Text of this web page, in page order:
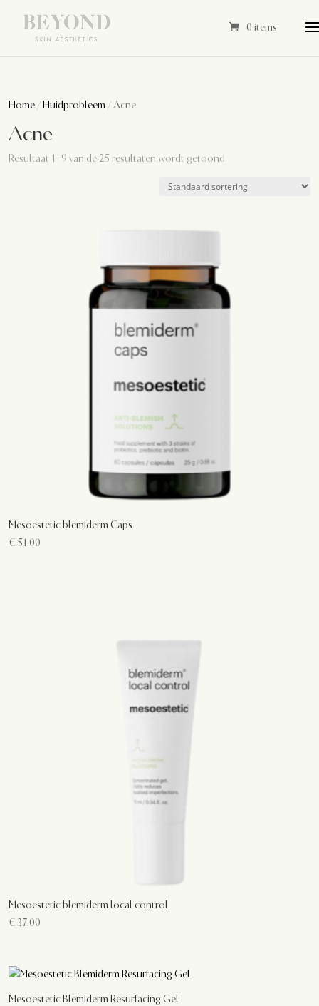
0 items
Home / Huidprobleem / Acne
Acne
Resultaat 1–9 van de 25 resultaten wordt getoond
Mesoestetic blemiderm Caps
€ 51.00
Mesoestetic blemiderm local control
€ 37.00
Mesoestetic Blemiderm Resurfacing Gel